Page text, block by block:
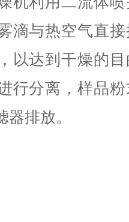
滴与热空气直
以达到干燥的
行分离，样品
排放。